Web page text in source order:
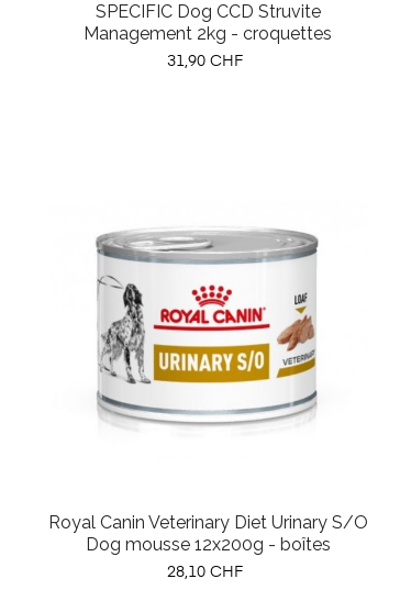
SPECIFIC Dog CCD Struvite
Management 2kg - croquettes
Prix
31,90 CHF
Royal Canin Veterinary Diet Urinary S/O
Dog mousse 12x200g - boîtes
Prix
28,10 CHF